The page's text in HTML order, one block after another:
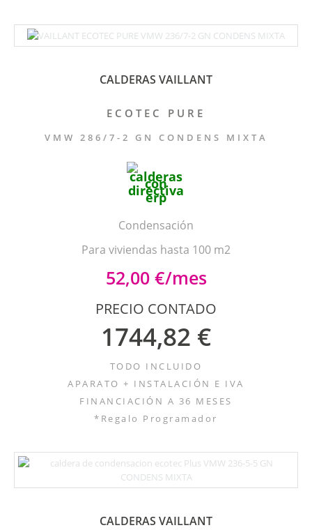
CALDERAS VAILLANT
ECOTEC PURE
VMW 286/7-2 GN CONDENS MIXTA
Condensación
Para viviendas hasta 100 m2
52,00 €/mes
PRECIO CONTADO
1744,82 €
TODO INCLUIDO
APARATO + INSTALACIÓN E IVA
FINANCIACIÓN A 36 MESES
*Regalo Programador
CALDERAS VAILLANT